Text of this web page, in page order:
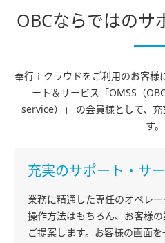
OBCならではのサ
奉行ｉクラウドをご利用のお客様
ート＆サービス「OMSS（
service）」 の会員様として、 充
す。
充実のサポート・サ
業務に精通した専任のオペレ
操作方法はもちろん、お客様
ご提案します。お客様の画面